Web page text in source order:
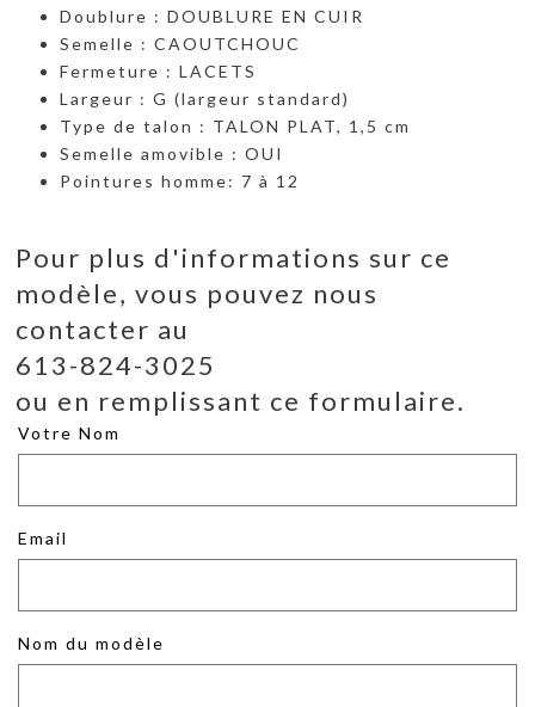
Doublure : DOUBLURE EN CUIR
Semelle : CAOUTCHOUC
Fermeture : LACETS
Largeur : G (largeur standard)
Type de talon : TALON PLAT, 1,5 cm
Semelle amovible : OUI
Pointures homme: 7 à 12
Pour plus d'informations sur ce
modèle, vous pouvez nous
contacter au
613-824-3025
ou en remplissant ce formulaire.
Votre Nom
Email
Nom du modèle